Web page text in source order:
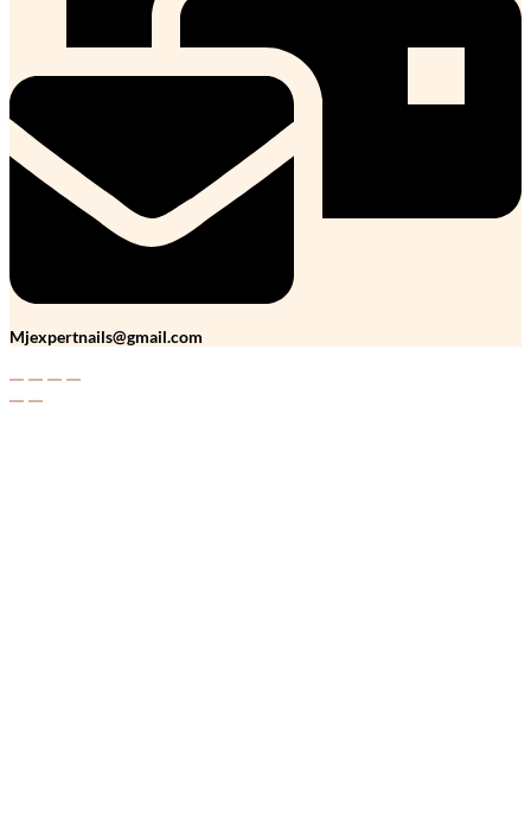
Mjexpertnails@gmail.com